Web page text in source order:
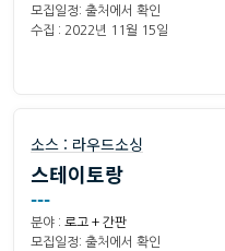
모집일정: 출처에서 확인
수집 : 2022년 11월 15일
소스 : 라우드소싱
스테이토랑
---
분야 : 로고 + 간판
모집일정: 출처에서 확인